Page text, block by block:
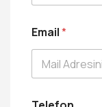
Email*